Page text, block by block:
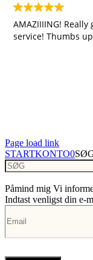
AMAZIIIING!
service! Thumbs
Page load link
STARTKONTO0
Påmind mig Vi
Indtast venligst din e-